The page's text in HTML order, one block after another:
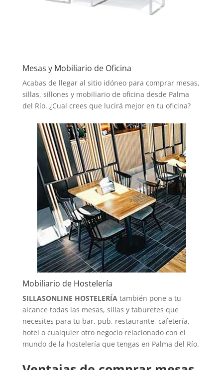
Mesas y Mobiliario de Oficina
Acabas de llegar al sitio idóneo para comprar mesas,
sillas, sillones y mobiliario de oficina desde Palma
del Río. ¿Cual crees que lucirá mejor en tu oficina?
Mobiliario de Hostelería
SILLASONLINE HOSTELERÍAtambién pone a tu
alcance todas las mesas, sillas y taburetes que
necesites para tu bar, pub, restaurante, cafetería,
hotel o cualquier otro negocio relacionado con el
mundo de la hostelería que tengas en Palma del Río.